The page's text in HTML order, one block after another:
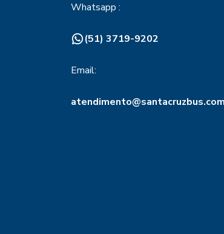
Whatsapp :
(51) 3719-9202
Email: